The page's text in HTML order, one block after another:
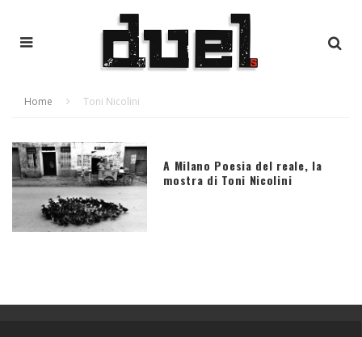
Home Toni Nicolini
A Milano Poesia del reale, la
mostra di Toni Nicolini